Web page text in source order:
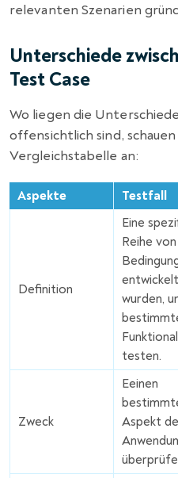
relevanten Szenarien
Unterschiede
Test Case
Wo liegen die
offensichtlich sind, schauen
Vergleichstabelle an:
Aspekte Testfall
Definition
Eine
Reihe von
entwickelt
wurden,
testen.
Zweck
Eeinen
Aspekt